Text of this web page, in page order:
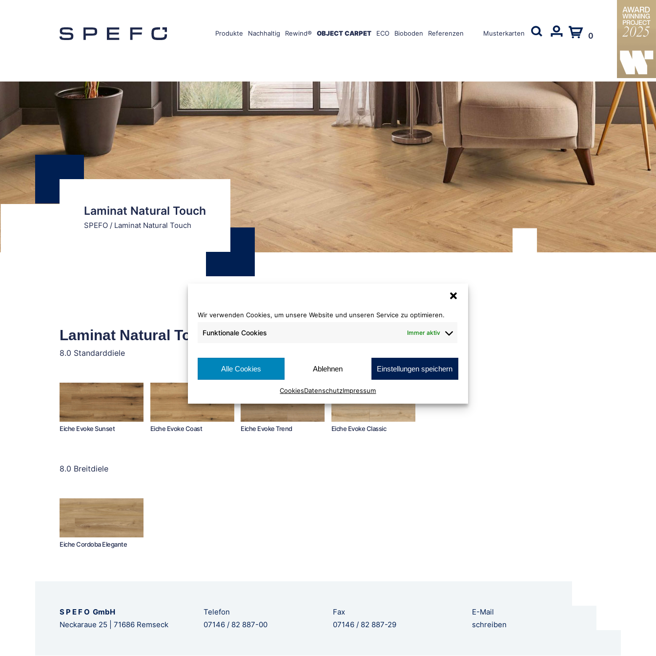
Wir verwenden Cookies, um unsere Website und unseren Service zu optimieren.
Funktionale Cookies Immer aktiv
Alle Cookies Ablehnen Einstellungen speichern
CookiesDatenschutzImpressum
Produkte Nachhaltig Rewind® OBJECT CARPET ECO Bioboden Referenzen Musterkarten 0
Laminat Natural Touch
SPEFO / Laminat Natural Touch
Laminat Natural Touch
8.0 Standarddiele
Eiche Evoke Sunset Eiche Evoke Coast Eiche Evoke Trend Eiche Evoke Classic
8.0 Breitdiele
Eiche Cordoba Elegante
S P E F O GmbH
Neckaraue 25 | 71686 Remseck
Telefon
07146 / 82 887-00
Fax
07146 / 82 887-29
E-Mail
schreiben